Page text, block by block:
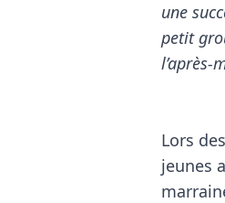
une
petit
l’après-
Lors
jeunes